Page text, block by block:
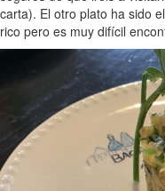
carta). El otro plato ha sido el
rico pero es muy difícil